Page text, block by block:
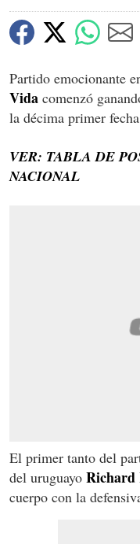
Partido emocionante
Vida comenzó
la décima primer
VER: TABLA DE
NACIONAL
El primer tanto del
del uruguayo Richard
cuerpo con la